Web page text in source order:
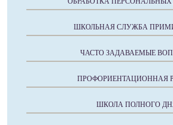
ШКОЛЬНАЯ СЛУЖБА
ЧАСТО ЗАДАВАЕМЫЕ
ПРОФОРИЕНТАЦИОННАЯ
ШКОЛА ПОЛНОГО